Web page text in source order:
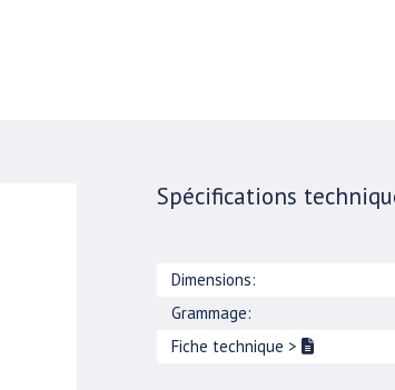
Spécifications
Dimensions:
Grammage:
Fiche technique >